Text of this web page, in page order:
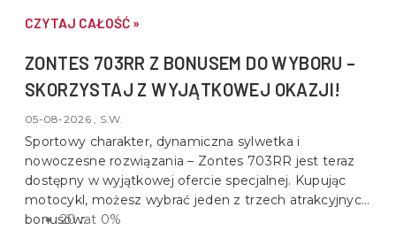
CZYTAJ CAŁOŚĆ »
ZONTES 703RR Z BONUSEM DO WYBORU –
SKORZYSTAJ Z WYJĄTKOWEJ OKAZJI!
05-08-2026 , S.W.
Sportowy charakter, dynamiczna sylwetka i
nowoczesne rozwiązania – Zontes 703RR jest teraz
dostępny w wyjątkowej ofercie specjalnej. Kupując
motocykl, możesz wybrać jeden z trzech atrakcyjnych
bonusów:20 rat 0%